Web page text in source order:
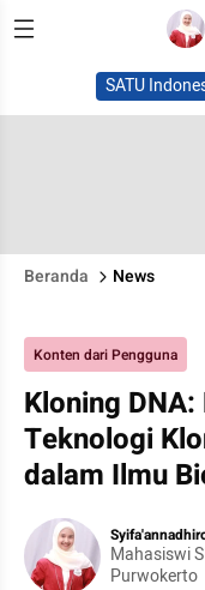
SATU
Beranda News
Konten dari Pengguna
Kloning
Teknologi
dalam Ilmu
Mahasiswi
Purwokerto